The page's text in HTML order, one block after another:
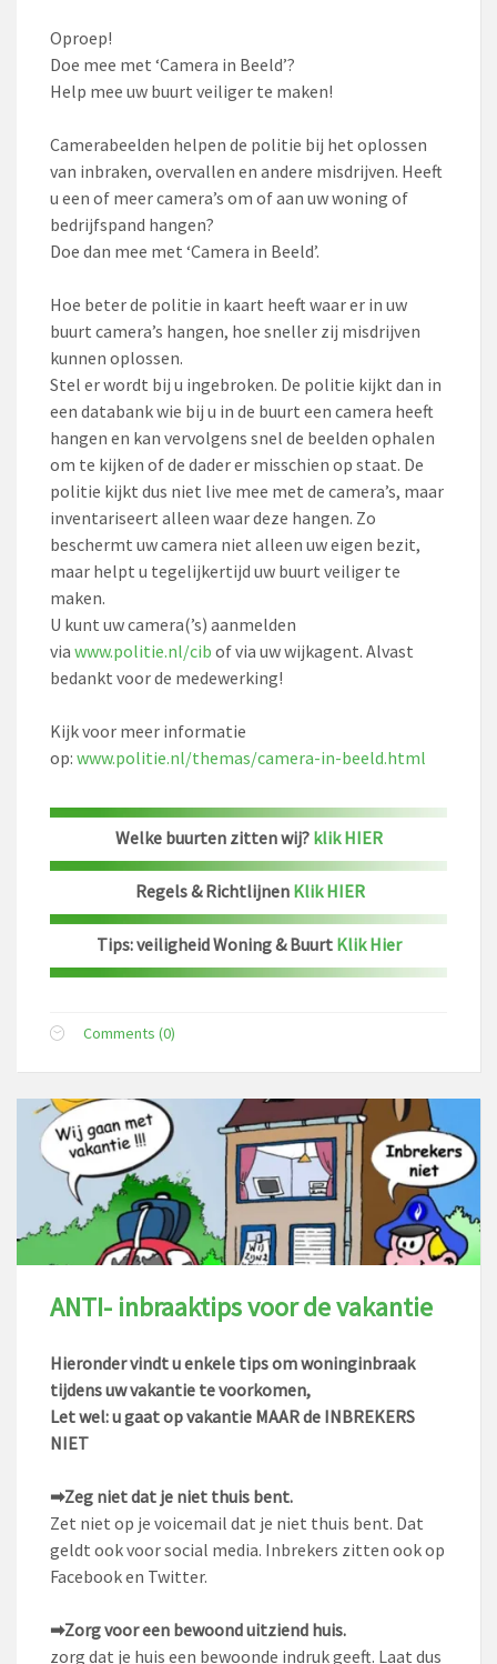
Oproep!
Doe mee met ‘Camera in Beeld’?
Help mee uw buurt veiliger te maken!
Camerabeelden helpen de politie bij het oplossen
van inbraken, overvallen en andere misdrijven. Heeft
u een of meer camera’s om of aan uw woning of
bedrijfspand hangen?
Doe dan mee met ‘Camera in Beeld’.
Hoe beter de politie in kaart heeft waar er in uw
buurt camera’s hangen, hoe sneller zij misdrijven
kunnen oplossen.
Stel er wordt bij u ingebroken. De politie kijkt dan in
een databank wie bij u in de buurt een camera heeft
hangen en kan vervolgens snel de beelden ophalen
om te kijken of de dader er misschien op staat. De
politie kijkt dus niet live mee met de camera’s, maar
inventariseert alleen waar deze hangen. Zo
beschermt uw camera niet alleen uw eigen bezit,
maar helpt u tegelijkertijd uw buurt veiliger te
maken.
U kunt uw camera(’s) aanmelden
via www.politie.nl/cib of via uw wijkagent. Alvast
bedankt voor de medewerking!
Kijk voor meer informatie
op: www.politie.nl/themas/camera-in-beeld.html
Welke buurten zitten wij? klik HIER
Regels & Richtlijnen Klik HIER
Tips: veiligheid Woning & Buurt Klik Hier
Comments (0)
ANTI- inbraaktips voor de vakantie
Hieronder vindt u enkele tips om woninginbraak
tijdens uw vakantie te voorkomen,
Let wel: u gaat op vakantie MAAR de INBREKERS
NIET
➡Zeg niet dat je niet thuis bent.
Zet niet op je voicemail dat je niet thuis bent. Dat
geldt ook voor social media. Inbrekers zitten ook op
Facebook en Twitter.
➡Zorg voor een bewoond uitziend huis.
zorg dat je huis een bewoonde indruk geeft. Laat dus